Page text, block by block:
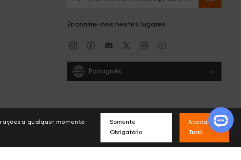
Encontre-nos nestes lugares
Português
a qualquer momento
Somente
Obrigatório
Aceitar
Tudo